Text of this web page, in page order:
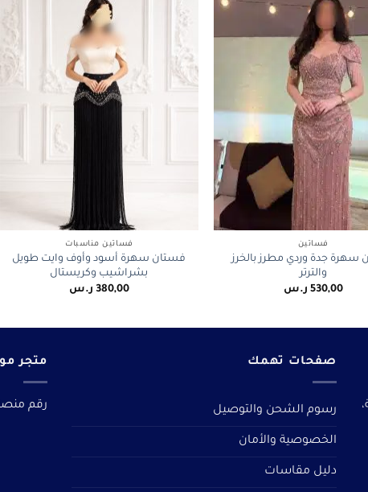
فساتين
سهرة جدة وردي مطرز بالخرز
والترتر
530,00 ر.س
فساتين مناسبات
فستان سهرة أسود وأوف وايت طويل
بشراشيب وكريستال
380,00 ر.س
صفحات تهمك
رسوم الشحن والتوصيل
الخصوصية والأمان
دليل مقاسات
متجر
رقم منصة